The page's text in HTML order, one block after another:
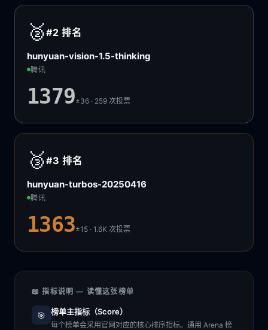
🥈 #2排名
hunyuan-vision-1.5-thinking
腾讯
1379±36 · 259次投票
🥉 #3排名
hunyuan-turbos-20250416
腾讯
1363±15 · 1.6K次投票
📖 指标说明 — 读懂这张榜单
🎯 榜单主指标（Score）
每个榜单会采用官网对应的核心排序指标。通用 Arena 榜